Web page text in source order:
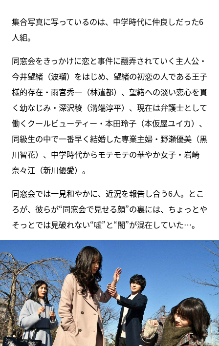
集合写真に写っているのは、中学時代に仲良しだった6
人組。
同窓会をきっかけに恋と事件に翻弄されていく主人公・
今井望緒（波瑠）をはじめ、望緒の初恋の人である王子
様的存在・雨宮秀一（林遣都）、望緒への淡い恋心を貫
く幼なじみ・深沢稜（溝端淳平）、現在は弁護士として
働くクールビューティー・本田玲子（本仮屋ユイカ）、
同級生の中で一番早く結婚した専業主婦・野瀬優美（黒
川智花）、中学時代からモテモテの華やか女子・岩崎
奈々江（新川優愛）。
同窓会では一見和やかに、近況を報告し合う6人。とこ
ろが、彼らが“同窓会で見せる顔”の裏には、ちょっとや
そっとでは見破れない“嘘”と“闇”が混在していた…。